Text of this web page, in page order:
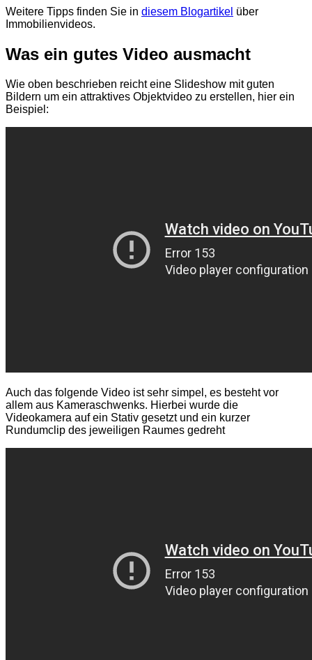
Weitere Tipps finden Sie in diesem Blogartikel über
Immobilienvideos.
Was ein gutes Video ausmacht
Wie oben beschrieben reicht eine Slideshow mit guten
Bildern um ein attraktives Objektvideo zu erstellen, hier ein
Beispiel:
Auch das folgende Video ist sehr simpel, es besteht vor
allem aus Kameraschwenks. Hierbei wurde die
Videokamera auf ein Stativ gesetzt und ein kurzer
Rundumclip des jeweiligen Raumes gedreht